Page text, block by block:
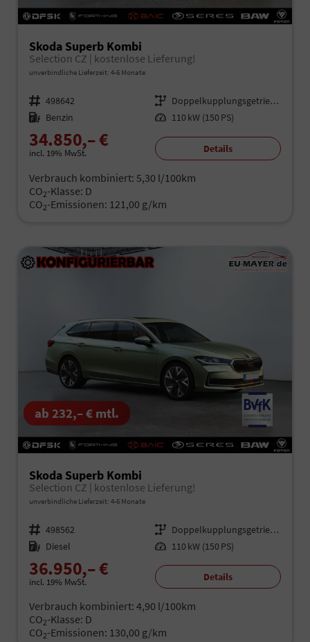
Skoda Superb Kombi
Selection CZ | kostenlose Lieferung!
unverbindliche Lieferzeit: 4-6 Monate
Fahrzeugnr. 498642 Getriebe
Doppelkupplungsgetriebe (DSG)
Kraftstoff Benzin Leistung 110 kW (150 PS)
34.850,– €
incl. 19% MwSt. Details
Verbrauch kombiniert: 5,30 l/100km
CO2-Klasse: D
CO2-Emissionen: 121,00 g/km
ab 232,– € mtl.
Skoda Superb Kombi
Selection CZ | kostenlose Lieferung!
unverbindliche Lieferzeit: 4-6 Monate
Fahrzeugnr. 498562 Getriebe
Doppelkupplungsgetriebe (DSG)
Kraftstoff Diesel Leistung 110 kW (150 PS)
36.950,– €
incl. 19% MwSt. Details
Verbrauch kombiniert: 4,90 l/100km
CO2-Klasse: D
CO2-Emissionen: 130,00 g/km